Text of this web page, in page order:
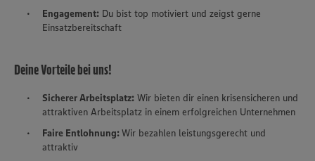
Engagement: Du bist top motiviert und zeigst gerne
Einsatzbereitschaft
Deine Vorteile bei uns!
Sicherer Arbeitsplatz: Wir bieten dir einen krisensicheren und
attraktiven Arbeitsplatz in einem erfolgreichen Unternehmen
Faire Entlohnung:Wir bezahlen leistungsgerecht und
attraktiv